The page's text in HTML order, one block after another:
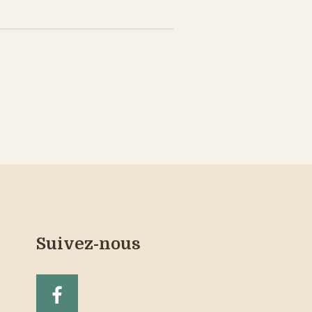
Suivez-nous